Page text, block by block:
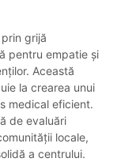
grijă
pentru empatie și
Această
la crearea unui
medical eficient.
de evaluări
locale,
a centrului.